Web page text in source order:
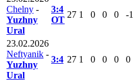
Chelny -
Yuzhny
Ural
3:4
ОТ
27 1 0 0 0 -1
23.02.2026
Neftyanik -
Yuzhny
Ural
3:4 27 1 0 0 0 0